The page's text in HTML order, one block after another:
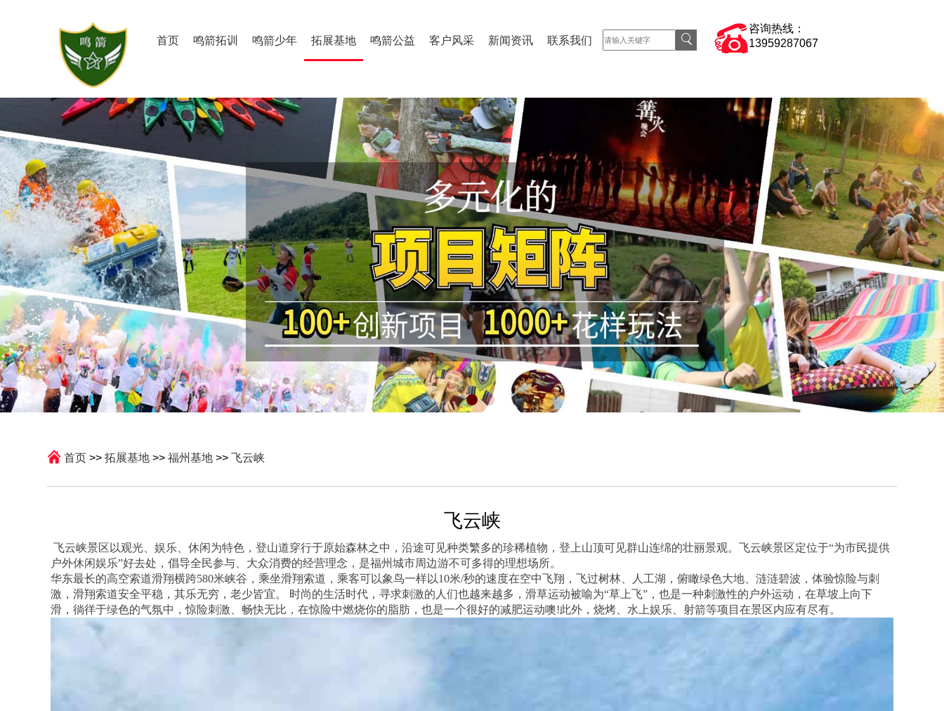
首页 鸣箭拓训 鸣箭少年 拓展基地 鸣箭公益 客户风采 新闻资讯 联系我们
咨询热线：
13959287067
首页 >>拓展基地 >>福州基地 >>飞云峡
飞云峡
飞云峡景区以观光、娱乐、休闲为特色，登山道穿行于原始森林之中，沿途可见种类繁多的珍稀植物，登上山顶可见群山连绵的壮丽景观。飞云峡景区定位于“为市民提供
户外休闲娱乐”好去处，倡导全民参与、大众消费的经营理念，是福州城市周边游不可多得的理想场所。
华东最长的高空索道滑翔横跨580米峡谷，乘坐滑翔索道，乘客可以象鸟一样以10米/秒的速度在空中飞翔，飞过树林、人工湖，俯瞰绿色大地、涟涟碧波，体验惊险与刺
激，滑翔索道安全平稳，其乐无穷，老少皆宜。 时尚的生活时代，寻求刺激的人们也越来越多，滑草运动被喻为“草上飞”，也是一种刺激性的户外运动，在草坡上向下
滑，徜徉于绿色的气氛中，惊险刺激、畅快无比，在惊险中燃烧你的脂肪，也是一个很好的减肥运动噢!此外，烧烤、水上娱乐、射箭等项目在景区内应有尽有。